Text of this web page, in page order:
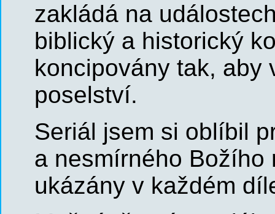
zakládá na
biblický a historický
koncipovány tak, aby
poselství.
Seriál jsem si oblíbil
a nesmírného Božího
ukázány v každém